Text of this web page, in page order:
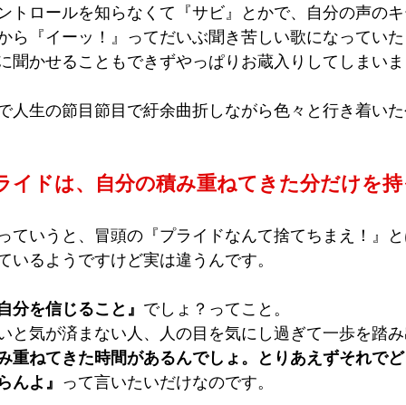
トロールを知らなくて『サビ』とかで、自分の声の
ら『イーッ！』ってだいぶ聞き苦しい歌になってい
聞かせることもできずやっぱりお蔵入りしてしまい
人生の節目節目で紆余曲折しながら色々と行き着い
イドは、自分の積み重ねてきた分だけを
ていうと、冒頭の『プライドなんて捨てちまえ！』
いるようですけど実は違うんです。
分を信じること』 でしょ？ってこと。
と気が済まない人、人の目を気にし過ぎて一歩を踏
重ねてきた時間があるんでしょ。
とりあえずそれで
んよ』 って言いたいだけなのです。